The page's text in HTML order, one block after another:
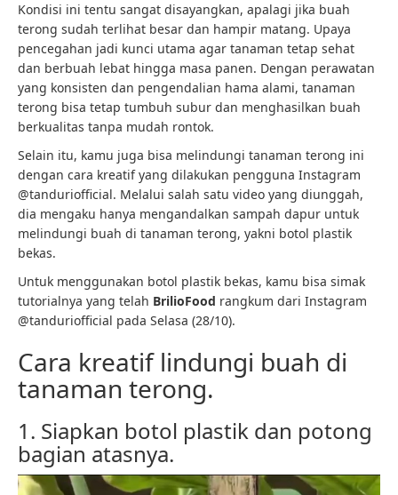
Kondisi ini tentu sangat disayangkan, apalagi jika buah
terong sudah terlihat besar dan hampir matang. Upaya
pencegahan jadi kunci utama agar tanaman tetap sehat
dan berbuah lebat hingga masa panen. Dengan perawatan
yang konsisten dan pengendalian hama alami, tanaman
terong bisa tetap tumbuh subur dan menghasilkan buah
berkualitas tanpa mudah rontok.
Selain itu, kamu juga bisa melindungi tanaman terong ini
dengan cara kreatif yang dilakukan pengguna Instagram
@tanduriofficial. Melalui salah satu video yang diunggah,
dia mengaku hanya mengandalkan sampah dapur untuk
melindungi buah di tanaman terong, yakni botol plastik
bekas.
Untuk menggunakan botol plastik bekas, kamu bisa simak
tutorialnya yang telah BrilioFood rangkum dari Instagram
@tanduriofficial pada Selasa (28/10).
Cara kreatif lindungi buah di
tanaman terong.
1. Siapkan botol plastik dan potong
bagian atasnya.